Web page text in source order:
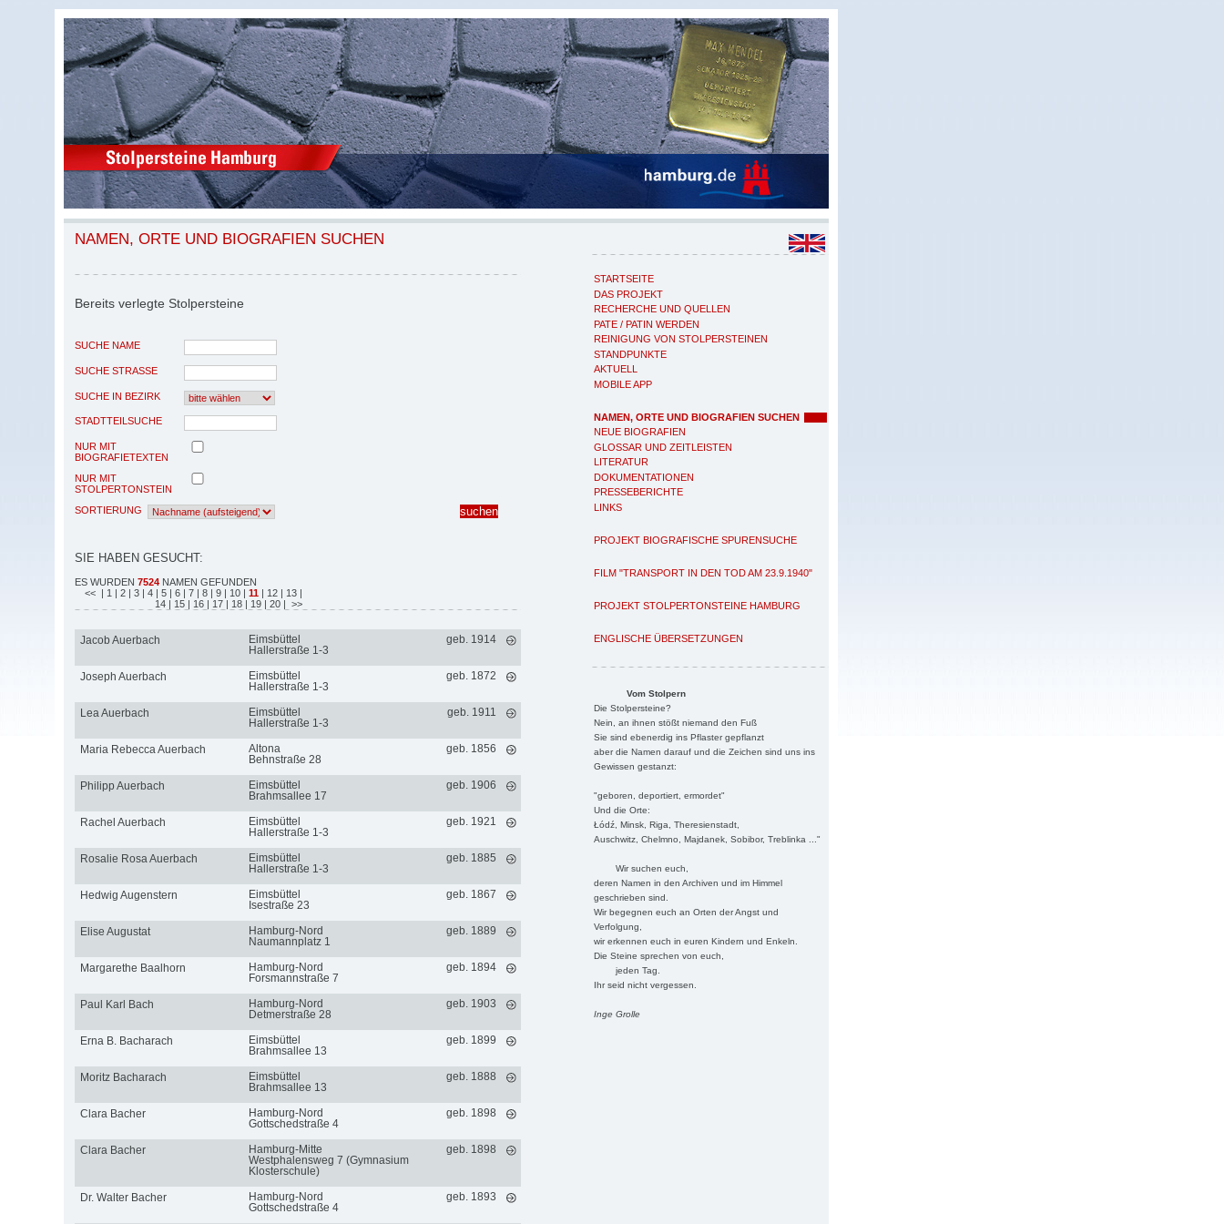
STARTSEITE
DAS PROJEKT
RECHERCHE UND QUELLEN
PATE / PATIN WERDEN
REINIGUNG VON STOLPERSTEINEN
STANDPUNKTE
AKTUELL
MOBILE APP
NAMEN, ORTE UND BIOGRAFIEN SUCHEN
NEUE BIOGRAFIEN
GLOSSAR UND ZEITLEISTEN
LITERATUR
DOKUMENTATIONEN
PRESSEBERICHTE
LINKS
PROJEKT BIOGRAFISCHE SPURENSUCHE
FILM "TRANSPORT IN DEN TOD AM 23.9.1940"
PROJEKT STOLPERTONSTEINE HAMBURG
ENGLISCHE ÜBERSETZUNGEN
Vom Stolpern
Die Stolpersteine?
Nein, an ihnen stößt niemand den Fuß
Sie sind ebenerdig ins Pflaster gepflanzt
aber die Namen darauf und die Zeichen sind uns ins
Gewissen gestanzt:
"geboren, deportiert, ermordet"
Und die Orte:
Łódź, Minsk, Riga, Theresienstadt,
Auschwitz, Chelmno, Majdanek, Sobibor, Treblinka ..."
Wir suchen euch,
deren Namen in den Archiven und im Himmel
geschrieben sind.
Wir begegnen euch an Orten der Angst und
Verfolgung,
wir erkennen euch in euren Kindern und Enkeln.
Die Steine sprechen von euch,
jeden Tag.
Ihr seid nicht vergessen.
Inge Grolle
NAMEN, ORTE UND BIOGRAFIEN SUCHEN
Bereits verlegte Stolpersteine
SUCHE NAME
SUCHE STRASSE
SUCHE IN BEZIRK
STADTTEILSUCHE
NUR MIT
BIOGRAFIETEXTEN
NUR MIT
STOLPERTONSTEIN
SORTIERUNG
SIE HABEN GESUCHT:
ES WURDEN 7524 NAMEN GEFUNDEN
<< | 1 | 2 | 3 | 4 | 5 | 6 | 7 | 8 | 9 | 10 | 11 | 12 | 13 |
14 | 15 | 16 | 17 | 18 | 19 | 20 | >>
Jacob Auerbach
Eimsbüttel
Hallerstraße 1-3
geb. 1914
Joseph Auerbach
Eimsbüttel
Hallerstraße 1-3
geb. 1872
Lea Auerbach
Eimsbüttel
Hallerstraße 1-3
geb. 1911
Maria Rebecca Auerbach
Altona
Behnstraße 28
geb. 1856
Philipp Auerbach
Eimsbüttel
Brahmsallee 17
geb. 1906
Rachel Auerbach
Eimsbüttel
Hallerstraße 1-3
geb. 1921
Rosalie Rosa Auerbach
Eimsbüttel
Hallerstraße 1-3
geb. 1885
Hedwig Augenstern
Eimsbüttel
Isestraße 23
geb. 1867
Elise Augustat
Hamburg-Nord
Naumannplatz 1
geb. 1889
Margarethe Baalhorn
Hamburg-Nord
Forsmannstraße 7
geb. 1894
Paul Karl Bach
Hamburg-Nord
Detmerstraße 28
geb. 1903
Erna B. Bacharach
Eimsbüttel
Brahmsallee 13
geb. 1899
Moritz Bacharach
Eimsbüttel
Brahmsallee 13
geb. 1888
Clara Bacher
Hamburg-Nord
Gottschedstraße 4
geb. 1898
Clara Bacher
Hamburg-Mitte
Westphalensweg 7 (Gymnasium
Klosterschule)
geb. 1898
Dr. Walter Bacher
Hamburg-Nord
Gottschedstraße 4
geb. 1893